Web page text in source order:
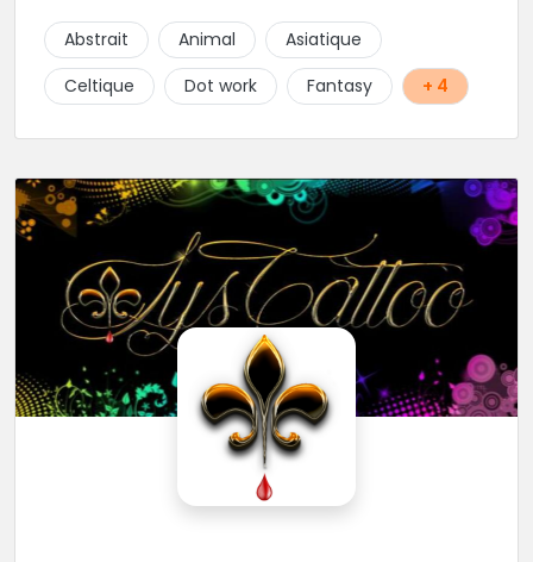
de l’Atelier :
https://www.facebook.com/HibouTattoos
Abstrait Animal
Asiatique
Celtique
Dot work Fantasy + 4